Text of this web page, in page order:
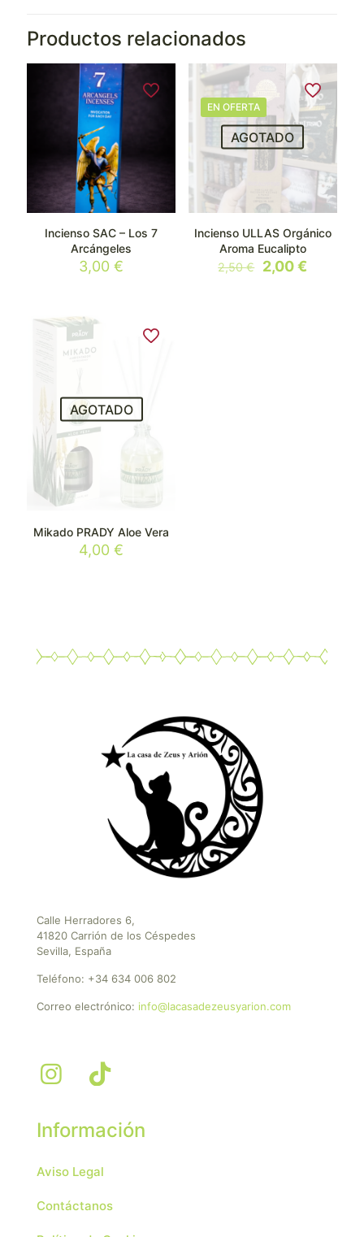
Productos relacionados
Incienso SAC – Los 7
Arcángeles
3,00€
EN OFERTA
AGOTADO
Incienso ULLAS Orgánico
Aroma Eucalipto
2,50€
El
precio
2,00€
AGOTADO
Mikado PRADY Aloe Vera
4,00€
Calle Herradores 6,
41820 Carrión de los Céspedes
Sevilla, España
Teléfono: +34 634 006 802
Correo electrónico: info@lacasadezeusyarion.com
Información
Aviso Legal
Contáctanos